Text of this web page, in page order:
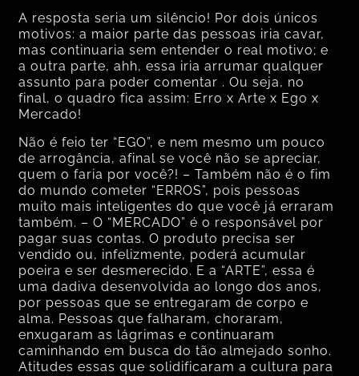
A resposta seria um silêncio! Por dois únicos
motivos: a maior parte das pessoas iria cavar,
mas continuaria sem entender o real motivo; e
a outra parte, ahh, essa iria arrumar qualquer
assunto para poder comentar . Ou seja, no
final, o quadro fica assim: Erro x Arte x Ego x
Mercado!
Não é feio ter “EGO”, e nem mesmo um pouco
de arrogância, afinal se você não se apreciar,
quem o faria por você?! – Também não é o fim
do mundo cometer “ERROS”, pois pessoas
muito mais inteligentes do que você já erraram
também. – O “MERCADO” é o responsável por
pagar suas contas. O produto precisa ser
vendido ou, infelizmente, poderá acumular
poeira e ser desmerecido. E a “ARTE”, essa é
uma dadiva desenvolvida ao longo dos anos,
por pessoas que se entregaram de corpo e
alma. Pessoas que falharam, choraram,
enxugaram as lágrimas e continuaram
caminhando em busca do tão almejado sonho.
Atitudes essas que solidificaram a cultura para